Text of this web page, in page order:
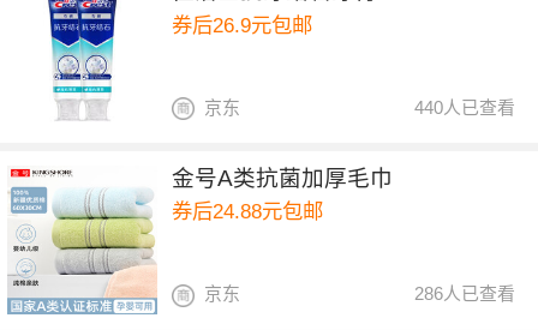
券后26.9元包邮
440人已查看
京东
金号A类抗菌加厚毛巾
券后24.88元包邮
286人已查看
京东